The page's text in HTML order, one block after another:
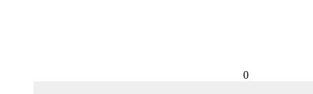
0